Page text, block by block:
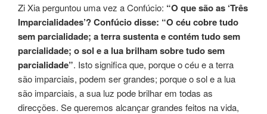
Zi Xia perguntou uma vez a Confúcio: “O que são as ‘Três
Imparcialidades’? Confúcio disse: “O céu cobre tudo
sem parcialidade; a terra sustenta e contém tudo sem
parcialidade; o sol e a lua brilham sobre tudo sem
parcialidade”. Isto significa que, porque o céu e a terra
são imparciais, podem ser grandes; porque o sol e a lua
são imparciais, a sua luz pode brilhar em todas as
direcções. Se queremos alcançar grandes feitos na vida,